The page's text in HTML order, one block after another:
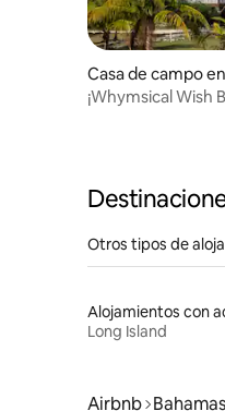
Casa de campo
tlement
¡Whymsical Wish
Otros tipos de
Long Island
Airbnb Bahamas